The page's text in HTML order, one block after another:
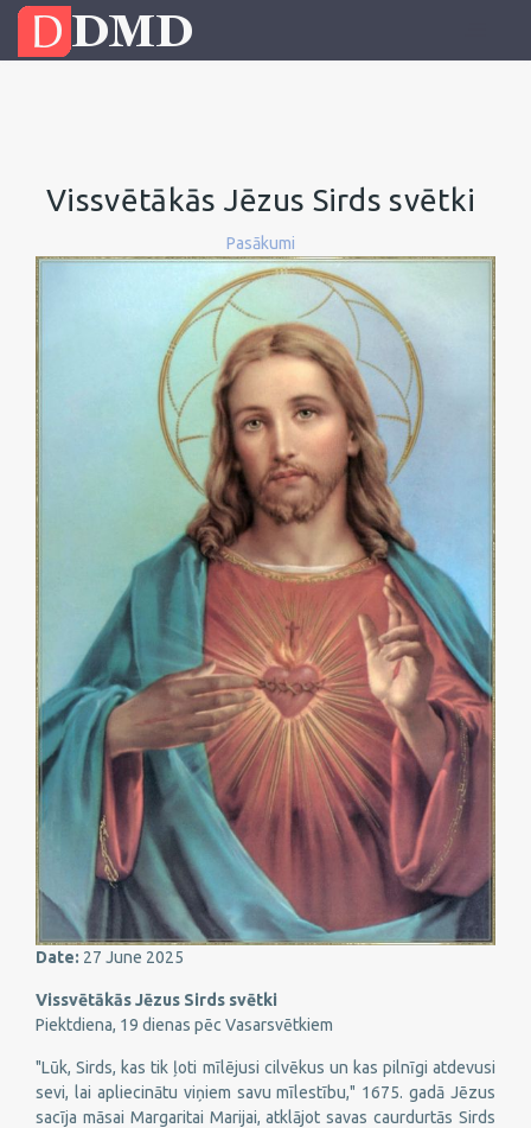
Vissvētākās Jēzus Sirds svētki
Pasākumi
Date: 27 June 2025
Vissvētākās Jēzus Sirds svētki
Piektdiena, 19 dienas pēc Vasarsvētkiem
"Lūk, Sirds, kas tik ļoti mīlējusi cilvēkus un kas pilnīgi atdevusi
sevi, lai apliecinātu viņiem savu mīlestību," 1675. gadā Jēzus
sacīja māsai Margaritai Marijai, atklājot savas caurdurtās Sirds